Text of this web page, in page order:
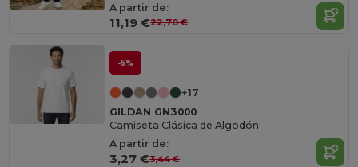
A partir de:
11,19 €22,70 €
-5%
+17
GILDAN GN3000
Camiseta Clásica de Algodón
A partir de:
3,27 €3,44 €